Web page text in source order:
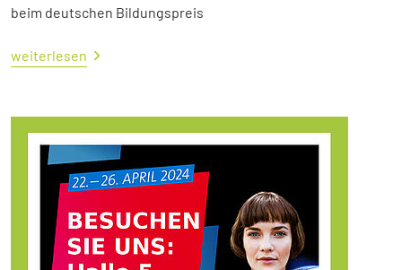
beim deutschen Bildungspreis
weiterlesen